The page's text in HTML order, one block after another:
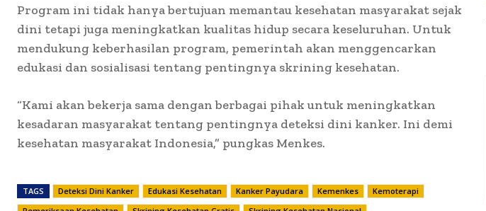
Program ini tidak hanya bertujuan memantau kesehatan masyarakat sejak
dini tetapi juga meningkatkan kualitas hidup secara keseluruhan. Untuk
mendukung keberhasilan program, pemerintah akan menggencarkan
edukasi dan sosialisasi tentang pentingnya skrining kesehatan.
“Kami akan bekerja sama dengan berbagai pihak untuk meningkatkan
kesadaran masyarakat tentang pentingnya deteksi dini kanker. Ini demi
kesehatan masyarakat Indonesia,” pungkas Menkes.
TAGS Deteksi Dini Kanker Edukasi Kesehatan Kanker Payudara Kemenkes
Kemoterapi